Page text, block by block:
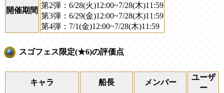
開催期間
第2弾：6/28(火)12:00~7/28(木)11:59
第3弾：6/29(金)12:00~7/28(木)11:59
第4弾：7/1(金)12:00~7/28(木)11:59
スゴフェス限定(★6)の評価点
キャラ 船長 メンバー
ユーザ
ー